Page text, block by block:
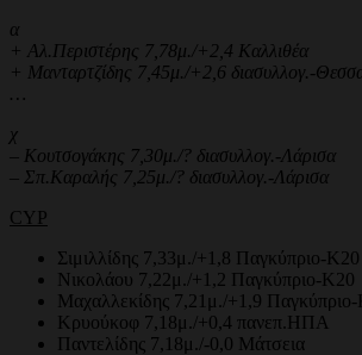
α
+ Αλ.Περιστέρης 7,78μ./+2,4 Καλλιθέα
+ Μανταρτζίδης 7,45μ./+2,6 διασυλλογ.-
…
χ
– Κουτσογάκης 7,30μ./? διασυλλογ.-Λάρισα
– Σπ.Καραλής 7,25μ./? διασυλλογ.-Λάρισα
CYP
Σιμιλλίδης 7,33μ./+1,8 Παγκύπριο-Κ20
Νικολάου 7,22μ./+1,2 Παγκύπριο-Κ20
Μαχαλλεκίδης 7,21μ./+1,9
Κρυούκοφ 7,18μ./+0,4 πανεπ.ΗΠΑ
Παντελίδης 7,18μ./-0,0 Μάτσεια